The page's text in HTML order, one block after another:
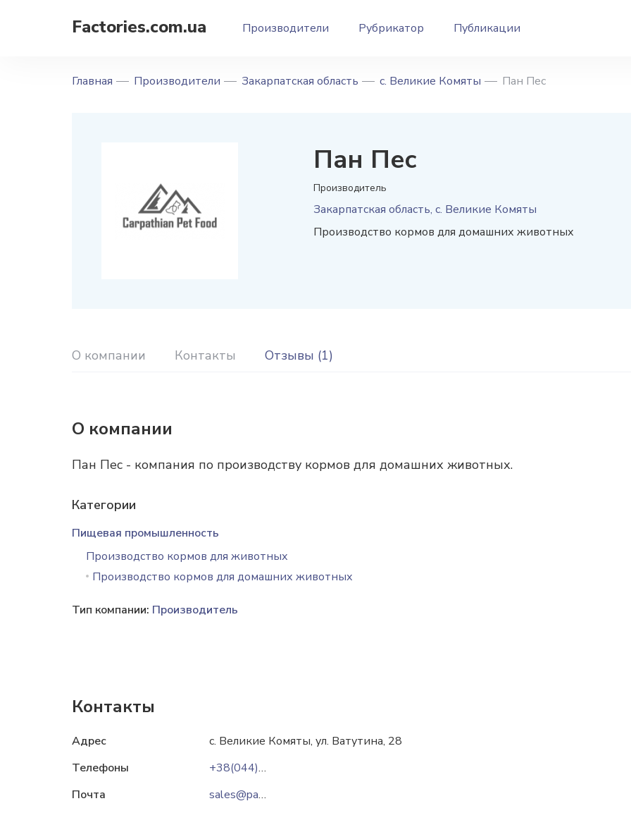
Factories.com.ua Производители Рубрикатор Публикации
Главная Производители Закарпатская область с. Великие Комяты Пан Пес
Пан Пес
Производитель
Закарпатская область, с. Великие Комяты
Производство кормов для домашних животных
О компании Контакты Отзывы (1)
О компании
Пан Пес - компания по производству кормов для домашних животных.
Категории
Пищевая промышленность
Производство кормов для животных
Производство кормов для домашних животных
Тип компании: Производитель
Контакты
Адрес
с. Великие Комяты, ул. Ватутина, 28
Телефоны
+38(044)344-59-63
Почта
sales@pankot.com.ua